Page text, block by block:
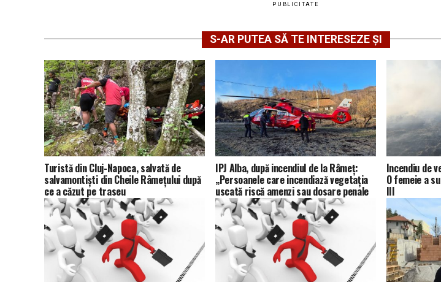
PUBLICITATE
S-AR PUTEA SĂ TE INTERESEZE ȘI
Turistă din Cluj-Napoca, salvată de
salvamontiști din Cheile Râmețului după
ce a căzut pe traseu
IPJ Alba, după incendiul de la Râmeț:
„Persoanele care incendiază vegetația
uscată riscă amenzi sau dosare penale
și pierderea subvențiilor APIA”
Incendiu de
O femeie a
III